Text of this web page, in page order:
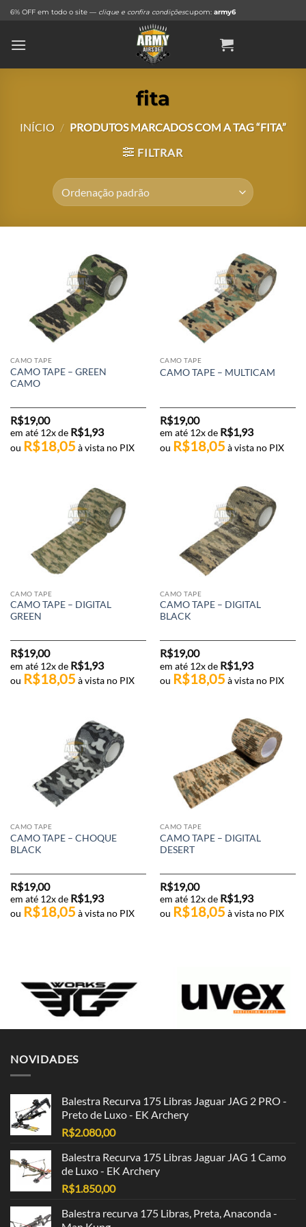
Skip
content
6% OFF em todo o site — clique e confira condiçõescupom: army6
fita
INÍCIO / PRODUTOS MARCADOS COM A TAG “FITA”
FILTRAR
CAMO TAPE
CAMO TAPE – GREEN
CAMO
R$19,00
em até 12x de R$1,93
ou R$18,05 à vista no PIX
CAMO TAPE
CAMO TAPE – MULTICAM
R$19,00
em até 12x de R$1,93
ou R$18,05 à vista no PIX
CAMO TAPE
CAMO TAPE – DIGITAL
GREEN
R$19,00
em até 12x de R$1,93
ou R$18,05 à vista no PIX
CAMO TAPE
CAMO TAPE – DIGITAL
BLACK
R$19,00
em até 12x de R$1,93
ou R$18,05 à vista no PIX
CAMO TAPE
CAMO TAPE – CHOQUE
BLACK
R$19,00
em até 12x de R$1,93
ou R$18,05 à vista no PIX
CAMO TAPE
CAMO TAPE – DIGITAL
DESERT
R$19,00
em até 12x de R$1,93
ou R$18,05 à vista no PIX
NOVIDADES
Balestra Recurva 175 Libras Jaguar JAG 2 PRO -
Preto de Luxo - EK Archery
R$2.080,00
Balestra Recurva 175 Libras Jaguar JAG 1 Camo
de Luxo - EK Archery
R$1.850,00
Balestra recurva 175 Libras, Preta, Anaconda -